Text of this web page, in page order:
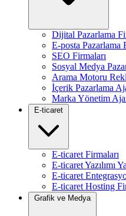
Dijital Pazarlama
E-posta Pazarlama
SEO Firmaları
Sosyal Medya
Arama Motoru
İçerik Pazarlama
Marka Yönetim
E-ticaret
E-ticaret Firmaları
E-ticaret Yazılımı
E-ticaret
E-ticaret Hosting
Grafik ve Medya